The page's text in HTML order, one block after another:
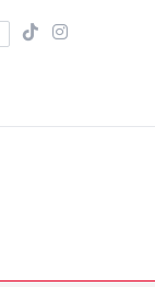
TikTokInstagram